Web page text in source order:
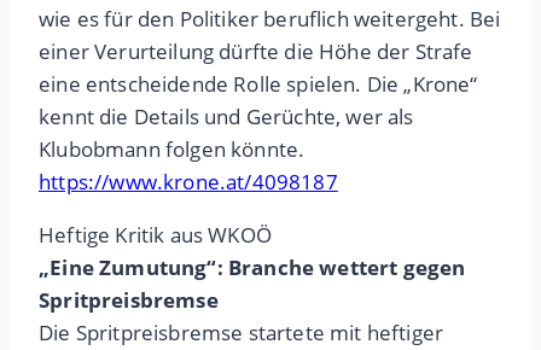
wie es für den Politiker beruflich weitergeht. Bei
einer Verurteilung dürfte die Höhe der Strafe
eine entscheidende Rolle spielen. Die „Krone“
kennt die Details und Gerüchte, wer als
Klubobmann folgen könnte.
https://www.krone.at/4098187
Heftige Kritik aus WKOÖ
„Eine Zumutung“: Branche wettert gegen
Spritpreisbremse
Die Spritpreisbremse startete mit heftiger